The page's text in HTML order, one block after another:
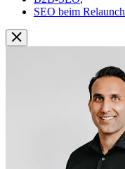
SEO beim Relaunch